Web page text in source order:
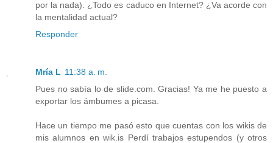
por la nada). ¿Todo es caduco en Internet? ¿Va acorde con
la mentalidad actual?
Responder
Mría L 11:38 a. m.
Pues no sabía lo de slide.com. Gracias! Ya me he puesto a
exportar los ámbumes a picasa.
Hace un tiempo me pasó esto que cuentas con los wikis de
mis alumnos en wik.is Perdí trabajos estupendos (y otros